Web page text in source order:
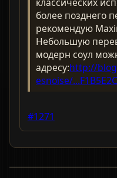
более позднего
рекомендую
Небольшую
модерн соул
адресу:http://
esnoise/
#1271